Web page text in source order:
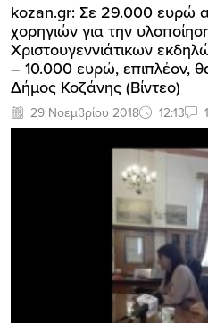
kozan.gr: Σε 29.000 ευρώ
χορηγιών για την
Χριστουγεννιάτικων
– 10.000 ευρώ, επιπλέον,
Δήμος Κοζάνης (Bίντεο)
29 Νοεμβρίου 2018 12:13